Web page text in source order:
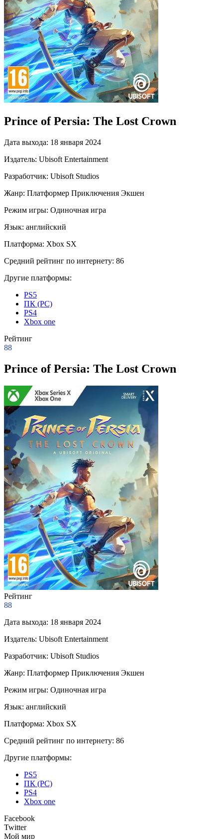
Prince of Persia: The Lost Crown
Дата выхода: 18 января 2024
Издатель: Ubisoft Entertainment
Разработчик: Ubisoft Studios
Жанр: Платформер Приключения Экшен
Режим игры: Одиночная игра
Язык: английский
Платформа: Xbox SX
Средний рейтинг по интернету: 86
Другие платформы:
PS5
ПК (PC)
PS4
Xbox one
Рейтинг
88
Prince of Persia: The Lost Crown
Рейтинг
88
Дата выхода: 18 января 2024
Издатель: Ubisoft Entertainment
Разработчик: Ubisoft Studios
Жанр: Платформер Приключения Экшен
Режим игры: Одиночная игра
Язык: английский
Платформа: Xbox SX
Средний рейтинг по интернету: 86
Другие платформы:
PS5
ПК (PC)
PS4
Xbox one
Facebook
Twitter
Мой мир